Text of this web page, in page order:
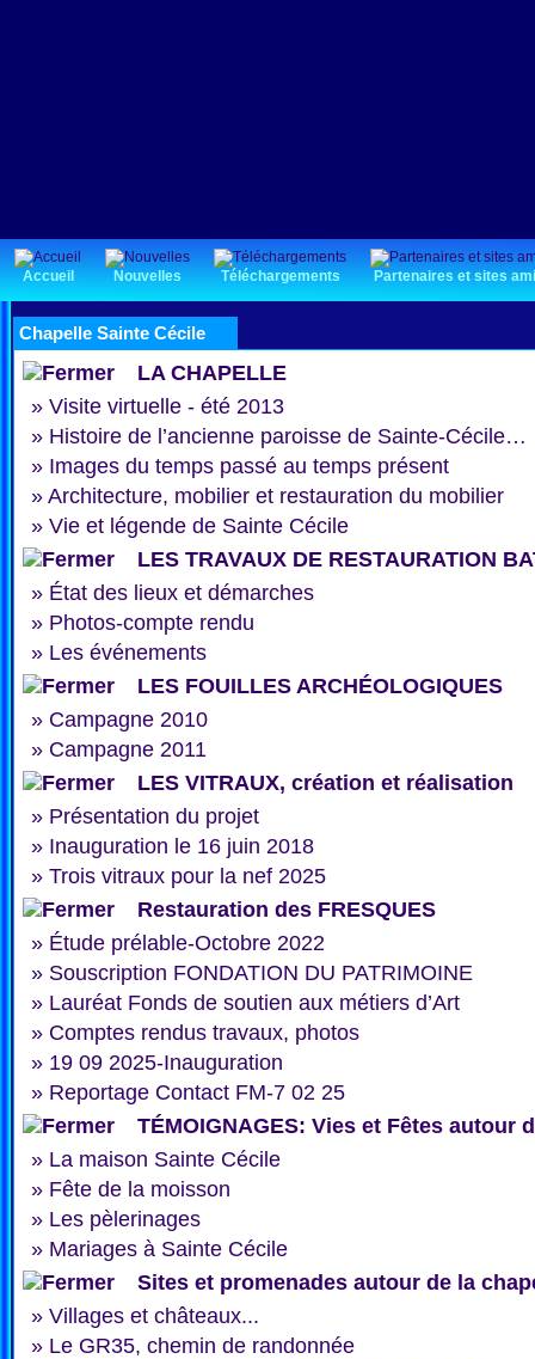
Accueil Nouvelles Téléchargements Partenaires et sites
Chapelle Sainte Cécile
LA CHAPELLE
» Visite virtuelle - été 2013
» Histoire de l’ancienne paroisse de Sainte-Cécile…
» Images du temps passé au temps présent
» Architecture, mobilier et restauration du mobilier
» Vie et légende de Sainte Cécile
LES TRAVAUX DE RESTAURATION
» État des lieux et démarches
» Photos-compte rendu
» Les événements
LES FOUILLES ARCHÉOLOGIQUES
» Campagne 2010
» Campagne 2011
LES VITRAUX, création et réalisation
» Présentation du projet
» Inauguration le 16 juin 2018
» Trois vitraux pour la nef 2025
Restauration des FRESQUES
» Étude prélable-Octobre 2022
» Souscription FONDATION DU PATRIMOINE
» Lauréat Fonds de soutien aux métiers d’Art
» Comptes rendus travaux, photos
» 19 09 2025-Inauguration
» Reportage Contact FM-7 02 25
TÉMOIGNAGES: Vies et Fêtes autour
» La maison Sainte Cécile
» Fête de la moisson
» Les pèlerinages
» Mariages à Sainte Cécile
Sites et promenades autour de la
» Villages et châteaux...
» Le GR35, chemin de randonnée